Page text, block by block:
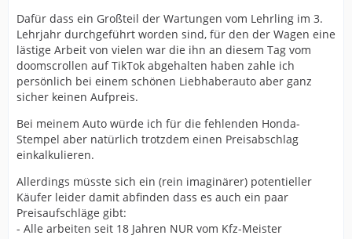
Dafür dass ein Großteil der Wartungen vom Lehrling im 3.
Lehrjahr durchgeführt worden sind, für den der Wagen eine
lästige Arbeit von vielen war die ihn an diesem Tag vom
doomscrollen auf TikTok abgehalten haben zahle ich
persönlich bei einem schönen Liebhaberauto aber ganz
sicher keinen Aufpreis.
Bei meinem Auto würde ich für die fehlenden Honda-
Stempel aber natürlich trotzdem einen Preisabschlag
einkalkulieren.
Allerdings müsste sich ein (rein imaginärer) potentieller
Käufer leider damit abfinden dass es auch ein paar
Preisaufschläge gibt:
- Alle arbeiten seit 18 Jahren NUR vom Kfz-Meister